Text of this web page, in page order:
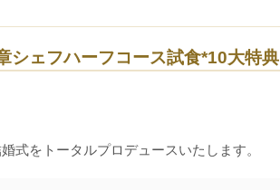
シェフハーフコース試食*10大特典
式をトータルプロデュースいたします。